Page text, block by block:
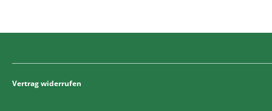
Vertrag widerrufen